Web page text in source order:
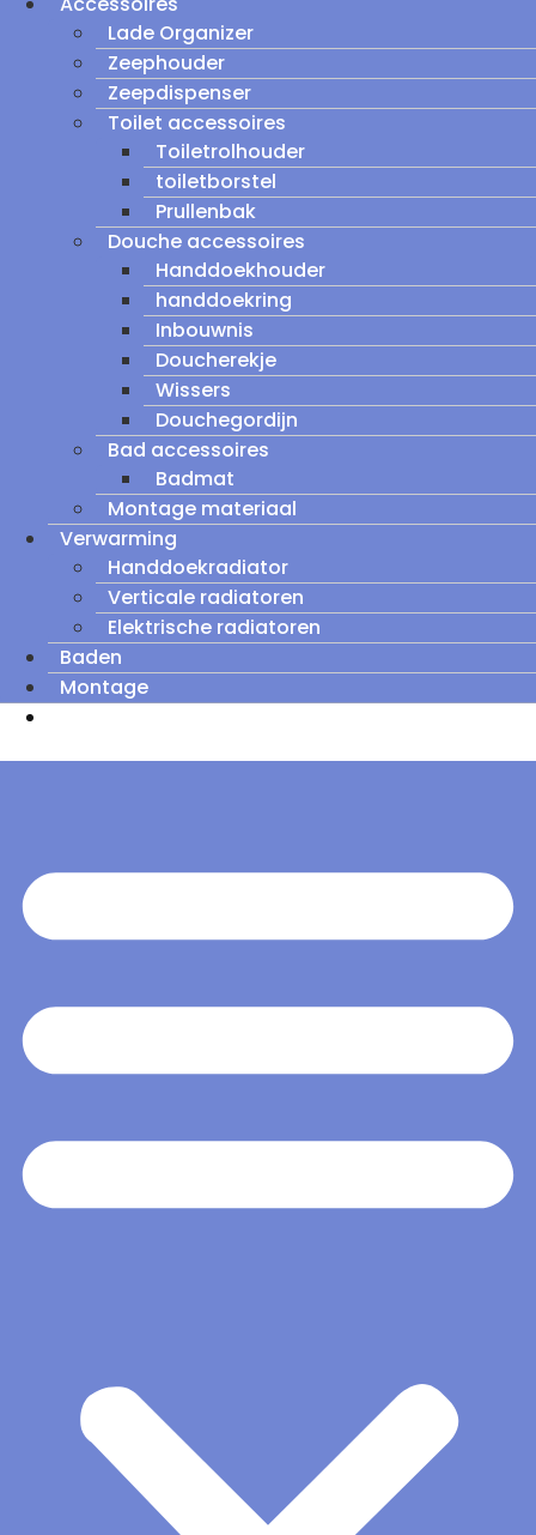
Lade Organizer
Zeephouder
Zeepdispenser
Toilet accessoires
Toiletrolhouder
toiletborstel
Prullenbak
Douche accessoires
Handdoekhouder
handdoekring
Inbouwnis
Doucherekje
Wissers
Douchegordijn
Bad accessoires
Badmat
Montage materiaal
Verwarming
Handdoekradiator
Verticale radiatoren
Elektrische radiatoren
Baden
Montage